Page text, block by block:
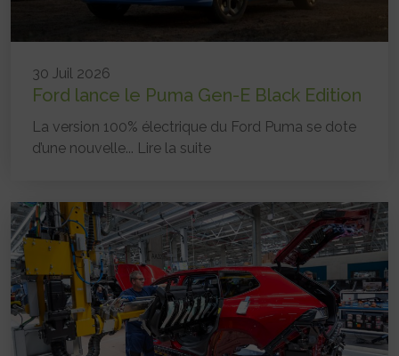
30 Juil 2026
Ford lance le Puma Gen-E Black Edition
La version 100% électrique du Ford Puma se dote
d’une nouvelle... Lire la suite